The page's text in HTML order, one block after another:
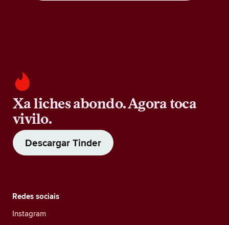
Xa liches abondo. Agora toca
vivilo.
Descargar Tinder
Redes sociais
Instagram